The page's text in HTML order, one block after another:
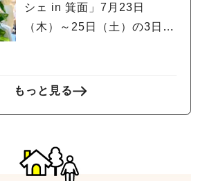
シェ in 箕面」7月23日
（木）～25日（土）の3日間
もっと見る
人気のキーワード